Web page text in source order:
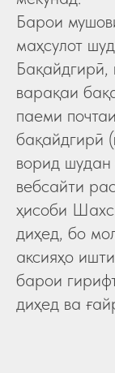
Барои
маҳсулот
варақаи
паеми
бақайдгирӣ
ворид
вебсайти
ҳисоби
диҳед, бо
аксияҳо
барои
диҳед ва